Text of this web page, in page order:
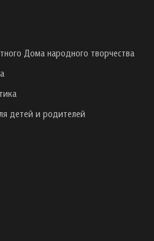
Дома народного творчества
детей и родителей